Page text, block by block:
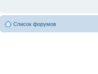
Список форумов